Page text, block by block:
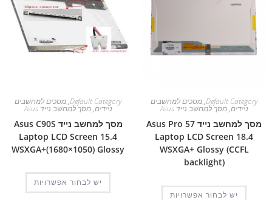
Default Category
,מסכים למחשבים
ניידים,מסך למחשב נייד Asus
מסך למחשב נייד Asus Pro 57
Laptop LCD Screen 18.4
WSXGA+ Glossy (CCFL
backlight)
יש לבחור אפשרויות
Default Category
,מסכים למחשבים
ניידים,מסך למחשב נייד Asus
מסך למחשב נייד Asus C90S
Laptop LCD Screen 15.4
WSXGA+(1680×1050) Glossy
יש לבחור אפשרויות